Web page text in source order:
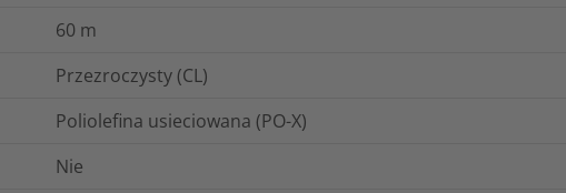
60 m
Przezroczysty (CL)
Poliolefina usieciowana (PO-X)
Nie